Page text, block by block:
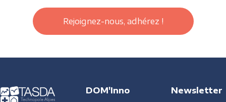
Rejoignez-nous, adhérez !
DOM'Inno Newsletter